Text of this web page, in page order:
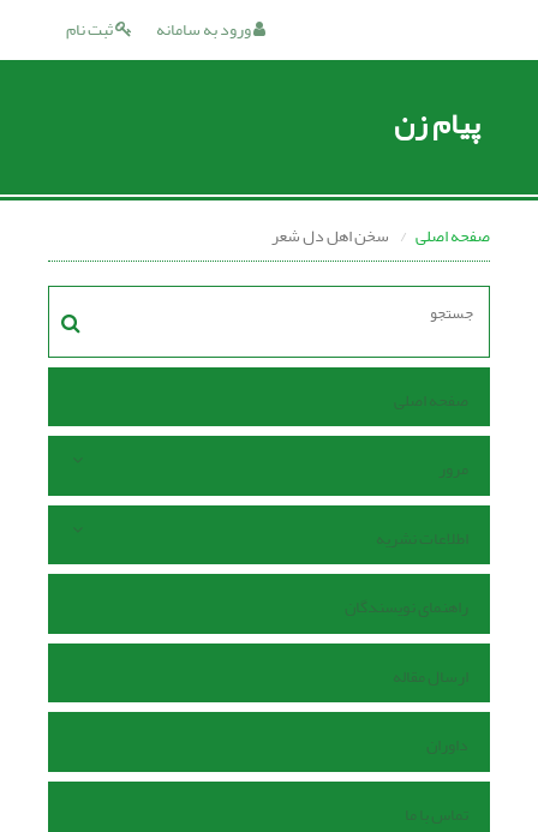
ثبت نام ورود به سامانه
پیام زن
صفحه اصلی سخن اهل دل شعر
صفحه اصلی
مرور
اطلاعات نشریه
راهنمای نویسندگان
ارسال مقاله
داوران
تماس با ما